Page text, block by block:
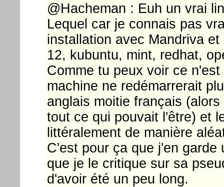
@Hacheman : Euh un vrai
Lequel car je connais pas
installation avec Mandriva
12, kubuntu, mint, redhat,
Comme tu peux voir ce
machine ne redémarrerait
anglais moitie français
tout ce qui pouvait l'être) et
littéralement de manière
C'est pour ça que j'en
que je le critique sur sa
d'avoir été un peu long.